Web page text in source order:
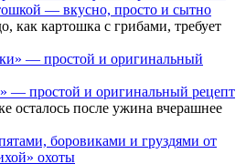
— вкусно, просто и сытно
как картошка с грибами, требует
— простой и оригинальный рецепт
осталось после ужина вчерашнее